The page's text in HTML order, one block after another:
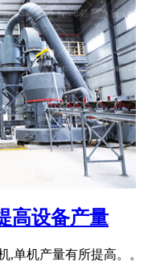
高设备产量
,单机产量有所提高。。